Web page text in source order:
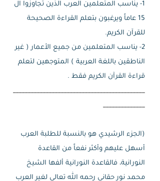
1- يناسب المتعلمين العرب الذين تجاوزوا ال
15 عاماً ويرغبون بتعلم القراءة الصحيحة
للقرآن الكريم.
2- يناسب المتعلمين من جميع الأعمار ( غير
الناطقين باللغة العربية ) المتوجهين لتعلم
قراءة القرآن الكريم فقط .
____________________________________________
______________
(الجزء الرشيدي هو بالنسبة للطلبة العرب
أسهل عليهم وأكثر نفعاً من القاعدة
النورانية، فالقاعدة النورانية ألفها الشيخ
محمد نور حقاني رحمه الله تعالى لغير العرب